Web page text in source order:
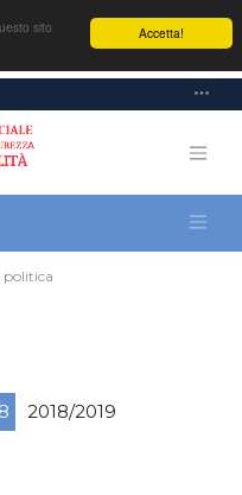
Accetta!
sito
politica
2018/2019